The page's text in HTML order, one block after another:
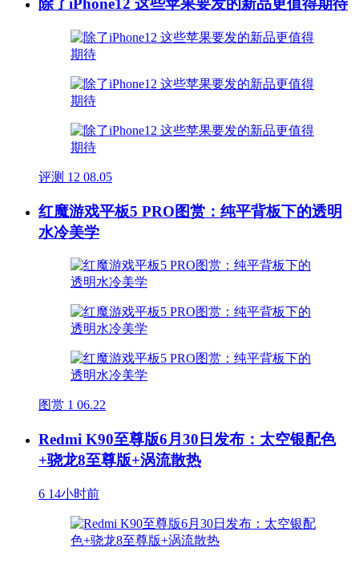
除了iPhone12 这些苹果要发的新品更值得期待
评测 12 08.05
红魔游戏平板5 PRO图赏：纯平背板下的透明
水冷美学
图赏 1 06.22
Redmi K90至尊版6月30日发布：太空银配色
+骁龙8至尊版+涡流散热
6 14小时前